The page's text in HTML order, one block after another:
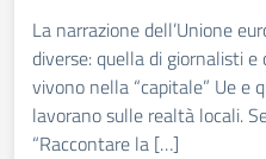
La narrazione dell’Unione
diverse: quella di giornalisti
vivono nella “capitale” Ue e
lavorano sulle realtà locali.
“Raccontare la […]